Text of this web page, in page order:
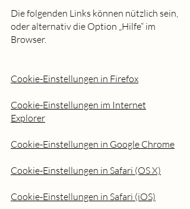
Die folgenden Links können nützlich sein,
oder alternativ die Option „Hilfe“ im
Browser.
Cookie-Einstellungen in Firefox
Cookie-Einstellungen im Internet
Explorer
Cookie-Einstellungen in Google Chrome
Cookie-Einstellungen in Safari (OS X)
Cookie-Einstellungen in Safari (iOS)